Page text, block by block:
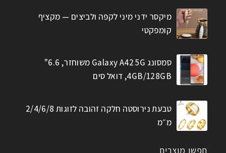
מיקסר ידני מיני לקפה ולביצים — מקציף
קומפקטי
סמסונג Galaxy A42 5G משוחזר, 6.6"
4GB/128GB, דואל סים
טבעת נירוסטה חלקה זהובה לזוגות 2/4/6/8
מ״מ
חפשו מוצרים